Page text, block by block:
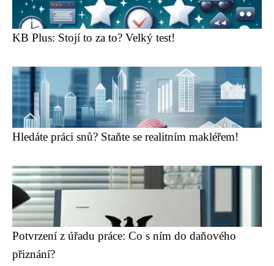
KB Plus: Stojí to za to? Velký test!
Hledáte práci snů? Staňte se realitním makléřem!
Potvrzení z úřadu práce: Co s ním do daňového
přiznání?